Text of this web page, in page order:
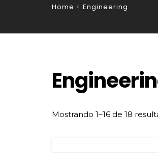
Home Engineering
Mostrando 1–16 de 18